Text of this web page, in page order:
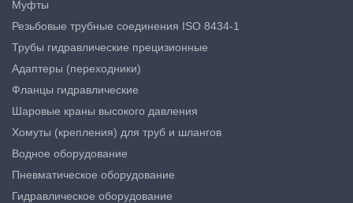
Муфты
Резьбовые трубные соединения ISO 8434-1
Трубы гидравлические прецизионные
Адаптеры (переходники)
Фланцы гидравлические
Шаровые краны высокого давления
Хомуты (крепления) для труб и шлангов
Водное оборудование
Пневматическое оборудование
Гидравлическое оборудование